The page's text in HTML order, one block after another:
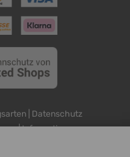
Datenschutz
|Information zur